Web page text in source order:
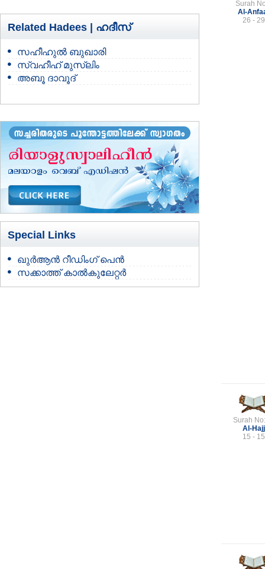
Related Hadees | ഹദീസ്
സഹീഹുല്‍ ബുഖാരി
സ്വഹീഹ് മുസ്‌ലിം
അബൂ ദാവൂദ്
Special Links
ഖുർആൻ റീഡിംഗ് പെൻ
സക്കാത്ത് കാൽകുലേറ്റർ
Surah
Al-
26 - 29
Surah
Al-Hajj
15 - 15